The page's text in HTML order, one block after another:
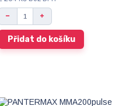
Přidat do košíku